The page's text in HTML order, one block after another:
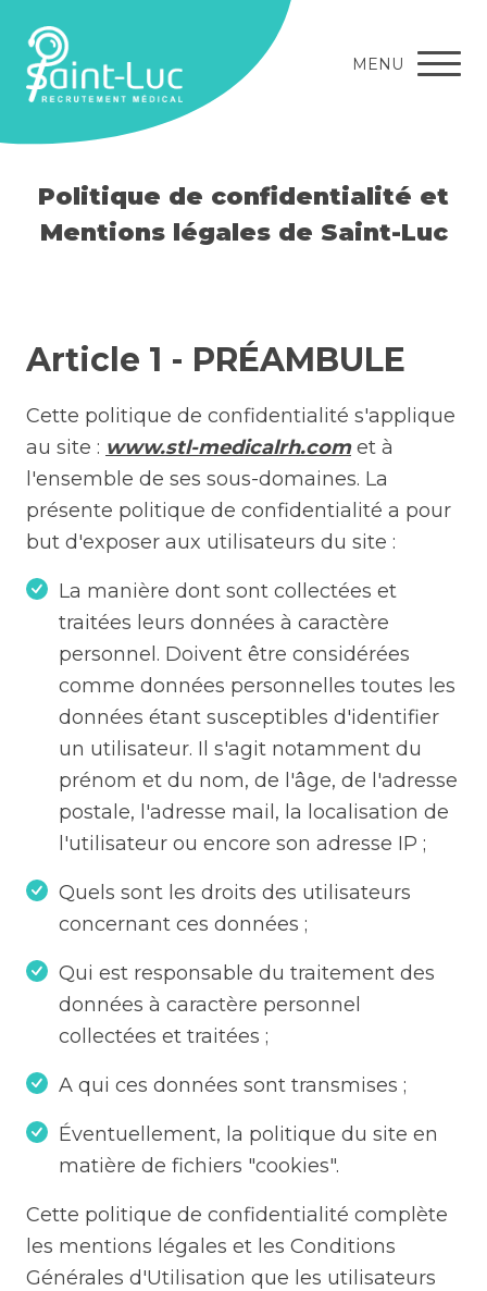
MENU
Politique de confidentialité et
Mentions légales de Saint-Luc
Article 1 - PRÉAMBULE
Cette politique de confidentialité s'applique
au site : www.stl-medicalrh.comet à
l'ensemble de ses sous-domaines. La
présente politique de confidentialité a pour
but d'exposer aux utilisateurs du site :
La manière dont sont collectées et
traitées leurs données à caractère
personnel. Doivent être considérées
comme données personnelles toutes les
données étant susceptibles d'identifier
un utilisateur. Il s'agit notamment du
prénom et du nom, de l'âge, de l'adresse
postale, l'adresse mail, la localisation de
l'utilisateur ou encore son adresse IP ;
Quels sont les droits des utilisateurs
concernant ces données ;
Qui est responsable du traitement des
données à caractère personnel
collectées et traitées ;
A qui ces données sont transmises ;
Éventuellement, la politique du site en
matière de fichiers "cookies".
Cette politique de confidentialité complète
les mentions légales et les Conditions
Générales d'Utilisation que les utilisateurs